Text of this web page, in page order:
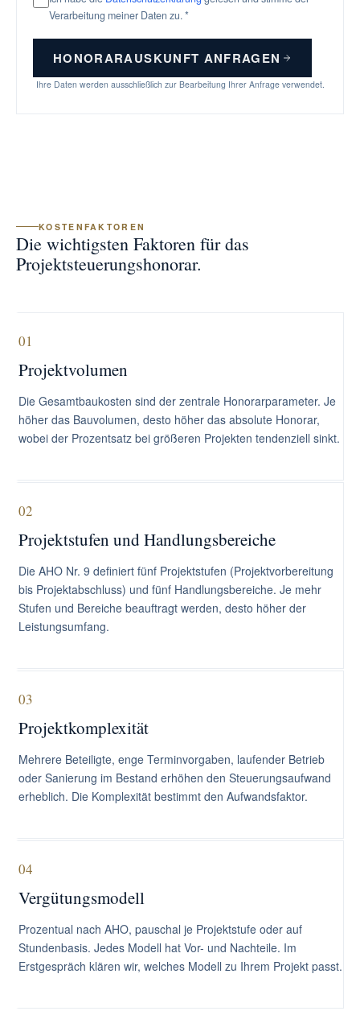
Verarbeitung meiner Daten zu. *
HONORARAUSKUNFT ANFRAGEN
Ihre Daten werden ausschließlich zur Bearbeitung Ihrer Anfrage verwendet.
KOSTENFAKTOREN
Die wichtigsten Faktoren für das
Projektsteuerungshonorar.
01
Projektvolumen
Die Gesamtbaukosten sind der zentrale Honorarparameter. Je
höher das Bauvolumen, desto höher das absolute Honorar,
wobei der Prozentsatz bei größeren Projekten tendenziell sinkt.
02
Projektstufen und Handlungsbereiche
Die AHO Nr. 9 definiert fünf Projektstufen (Projektvorbereitung
bis Projektabschluss) und fünf Handlungsbereiche. Je mehr
Stufen und Bereiche beauftragt werden, desto höher der
Leistungsumfang.
03
Projektkomplexität
Mehrere Beteiligte, enge Terminvorgaben, laufender Betrieb
oder Sanierung im Bestand erhöhen den Steuerungsaufwand
erheblich. Die Komplexität bestimmt den Aufwandsfaktor.
04
Vergütungsmodell
Prozentual nach AHO, pauschal je Projektstufe oder auf
Stundenbasis. Jedes Modell hat Vor- und Nachteile. Im
Erstgespräch klären wir, welches Modell zu Ihrem Projekt passt.